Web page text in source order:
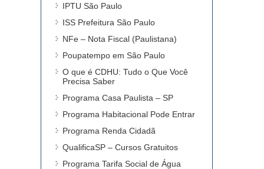
IPTU São Paulo
ISS Prefeitura São Paulo
NFe – Nota Fiscal (Paulistana)
Poupatempo em São Paulo
O que é CDHU: Tudo o Que Você
Precisa Saber
Programa Casa Paulista – SP
Programa Habitacional Pode Entrar
Programa Renda Cidadã
QualificaSP – Cursos Gratuitos
Programa Tarifa Social de Água